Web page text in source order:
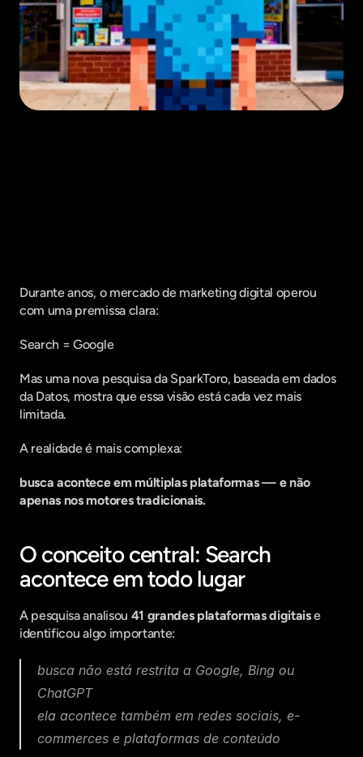
Durante anos, o mercado de marketing digital operou
com uma premissa clara:
Search = Google
Mas uma nova pesquisa da SparkToro, baseada em dados
da Datos, mostra que essa visão está cada vez mais
limitada.
A realidade é mais complexa:
busca acontece em múltiplas plataformas — e não
apenas nos motores tradicionais.
O conceito central: Search
acontece em todo lugar
A pesquisa analisou 41 grandes plataformas digitais e
identificou algo importante:
busca não está restrita a Google, Bing ou
ChatGPT
ela acontece também em redes sociais, e-
commerces e plataformas de conteúdo